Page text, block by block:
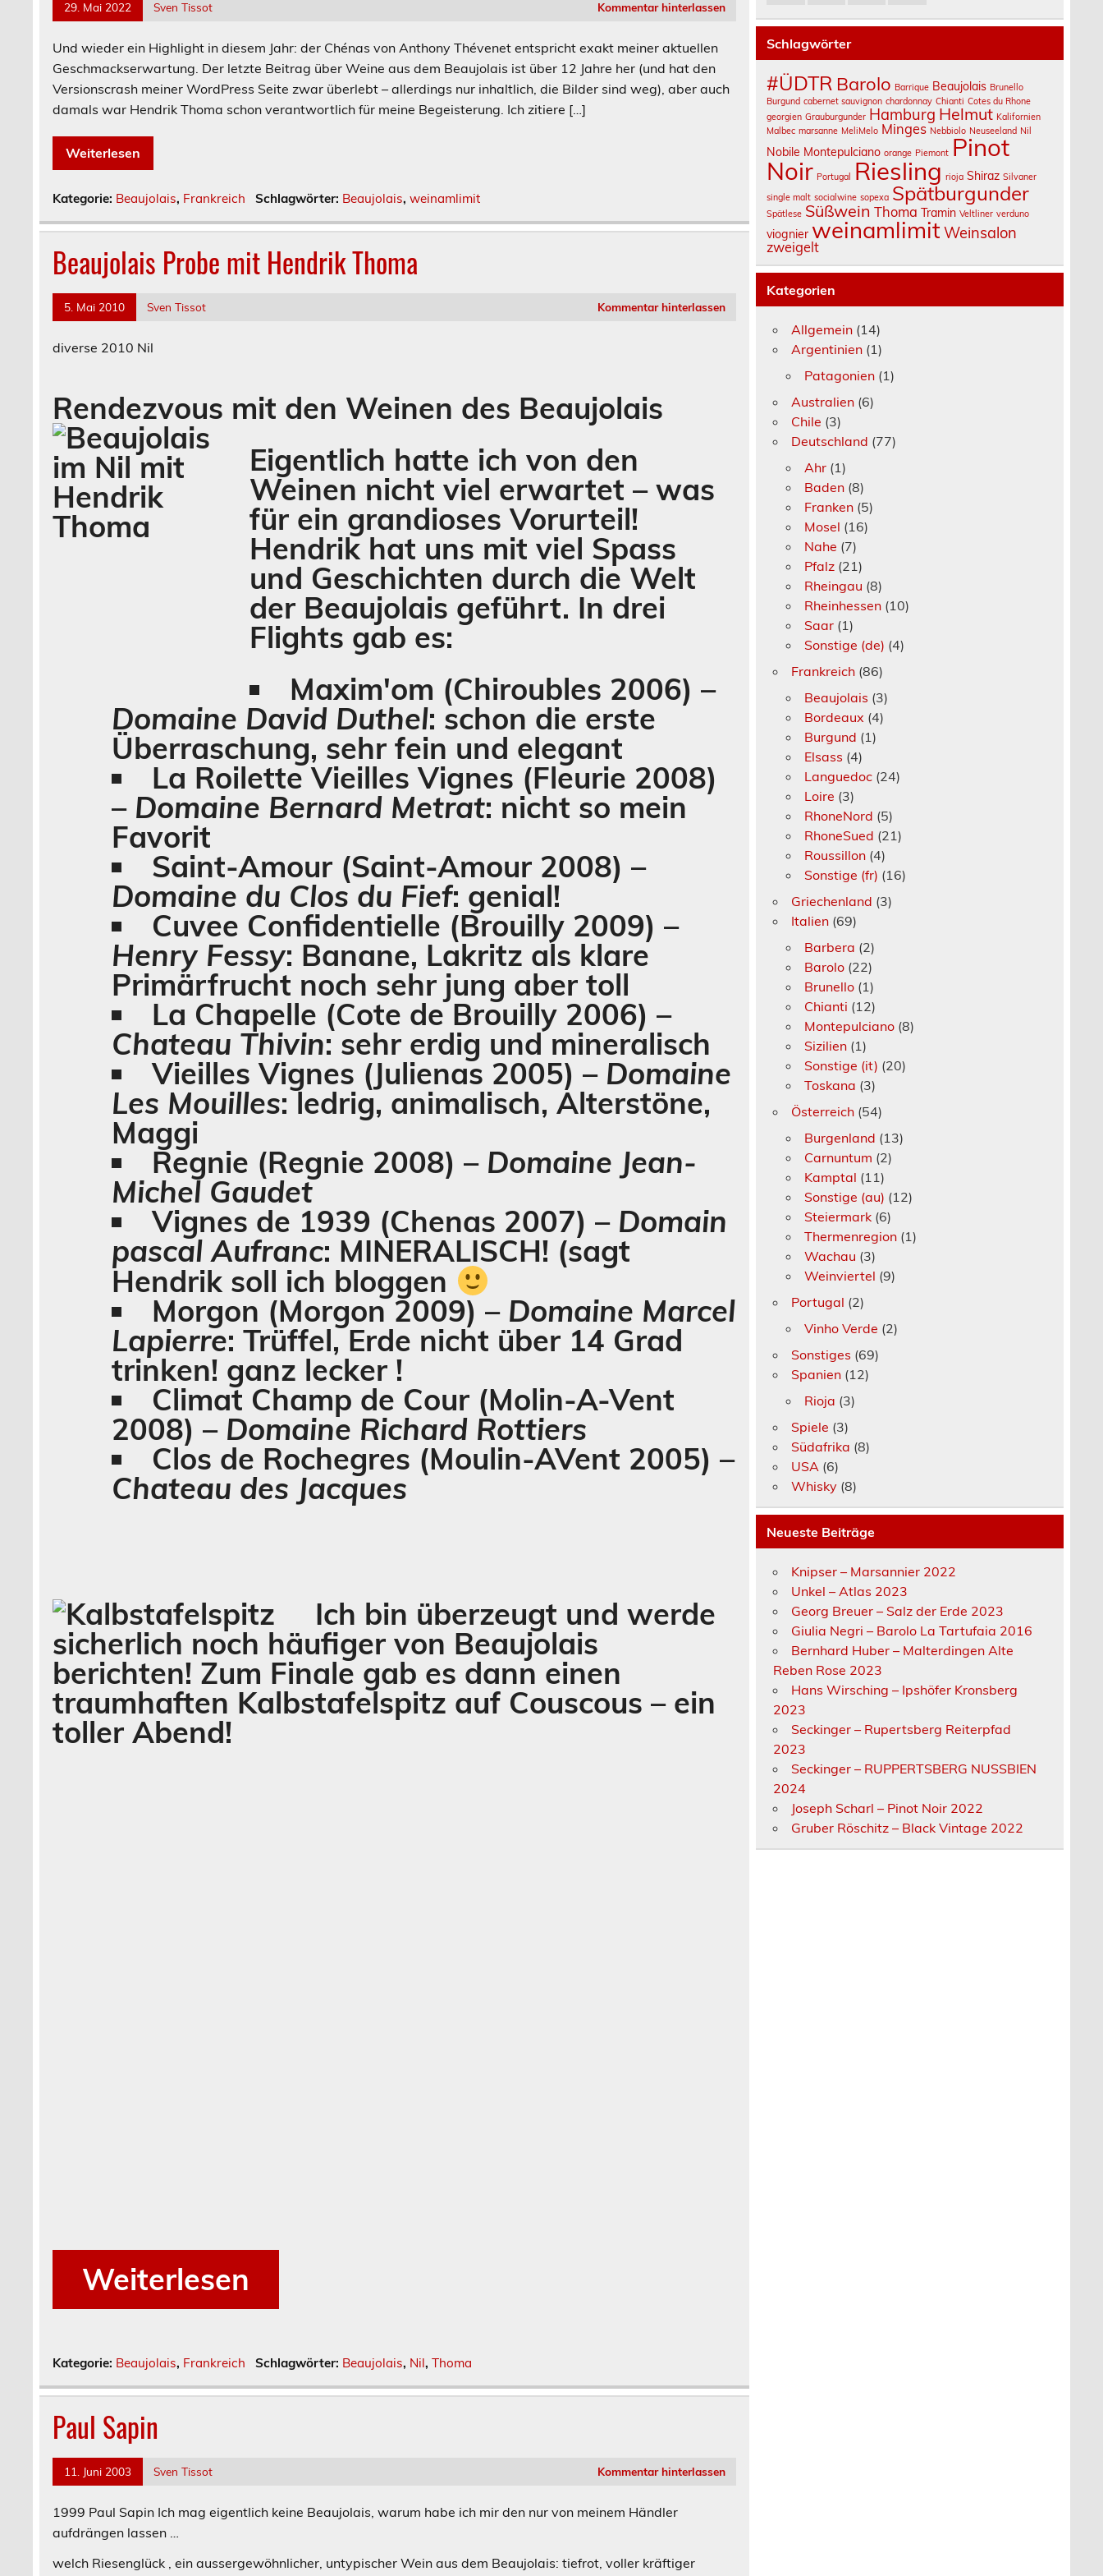
29. Mai 2022 Sven Tissot Kommentar hinterlassen
Und wieder ein Highlight in diesem Jahr: der Chénas von Anthony Thévenet entspricht exakt meiner aktuellen
Geschmackserwartung. Der letzte Beitrag über Weine aus dem Beaujolais ist über 12 Jahre her (und hat den
Versionscrash meiner WordPress Seite zwar überlebt – allerdings nur inhaltlich, die Bilder sind weg), aber auch
damals war Hendrik Thoma schon verantwortlich für meine Begeisterung. Ich zitiere […]
Weiterlesen
Kategorie: Beaujolais, Frankreich Schlagwörter: Beaujolais, weinamlimit
Beaujolais Probe mit Hendrik Thoma
5. Mai 2010 Sven Tissot Kommentar hinterlassen
diverse 2010 Nil
Rendezvous mit den Weinen des Beaujolais
Eigentlich hatte ich von den
Weinen nicht viel erwartet – was
für ein grandioses Vorurteil!
Hendrik hat uns mit viel Spass
und Geschichten durch die Welt
der Beaujolais geführt. In drei
Flights gab es:
Maxim'om (Chiroubles 2006) –
Domaine David Duthel: schon die erste
Überraschung, sehr fein und elegant
La Roilette Vieilles Vignes (Fleurie 2008)
– Domaine Bernard Metrat: nicht so mein
Favorit
Saint-Amour (Saint-Amour 2008) –
Domaine du Clos du Fief: genial!
Cuvee Confidentielle (Brouilly 2009) –
Henry Fessy: Banane, Lakritz als klare
Primärfrucht noch sehr jung aber toll
La Chapelle (Cote de Brouilly 2006) –
Chateau Thivin: sehr erdig und mineralisch
Vieilles Vignes (Julienas 2005) –Domaine
Les Mouilles: ledrig, animalisch, Alterstöne,
Maggi
Regnie (Regnie 2008) – Domaine Jean-
Michel Gaudet
Vignes de 1939 (Chenas 2007) – Domain
pascal Aufranc: MINERALISCH! (sagt
Hendrik soll ich bloggen
Morgon (Morgon 2009) – Domaine Marcel
Lapierre: Trüffel, Erde nicht über 14 Grad
trinken! ganz lecker !
Climat Champ de Cour (Molin-A-Vent
2008) – Domaine Richard Rottiers
Clos de Rochegres (Moulin-AVent 2005) –
Chateau des Jacques
Ich bin überzeugt und werde
sicherlich noch häufiger von Beaujolais
berichten! Zum Finale gab es dann einen
traumhaften Kalbstafelspitz auf Couscous – ein
toller Abend!
Weiterlesen
Kategorie: Beaujolais, Frankreich Schlagwörter: Beaujolais, Nil, Thoma
Paul Sapin
11. Juni 2003 Sven Tissot Kommentar hinterlassen
1999 Paul Sapin Ich mag eigentlich keine Beaujolais, warum habe ich mir den nur von meinem Händler
aufdrängen lassen …
welch Riesenglück , ein aussergewöhnlicher, untypischer Wein aus dem Beaujolais: tiefrot, voller kräftiger
Schlagwörter
#ÜDTR Barolo Barrique Beaujolais Brunello
Burgund cabernet sauvignon chardonnay Chianti Cotes du Rhone
georgien Grauburgunder Hamburg Helmut Kalifornien
Malbec marsanne MeliMelo Minges Nebbiolo Neuseeland Nil
Nobile Montepulciano orange Piemont Pinot
Noir Portugal Riesling rioja Shiraz Silvaner
single malt socialwine sopexa Spätburgunder
Spätlese Süßwein Thoma Tramin Veltliner verduno
viognier weinamlimit Weinsalon
zweigelt
Kategorien
Allgemein (14)
Argentinien (1)
Patagonien (1)
Australien (6)
Chile (3)
Deutschland (77)
Ahr (1)
Baden (8)
Franken (5)
Mosel (16)
Nahe (7)
Pfalz (21)
Rheingau (8)
Rheinhessen (10)
Saar (1)
Sonstige (de) (4)
Frankreich (86)
Beaujolais (3)
Bordeaux (4)
Burgund (1)
Elsass (4)
Languedoc (24)
Loire (3)
RhoneNord (5)
RhoneSued (21)
Roussillon (4)
Sonstige (fr) (16)
Griechenland (3)
Italien (69)
Barbera (2)
Barolo (22)
Brunello (1)
Chianti (12)
Montepulciano (8)
Sizilien (1)
Sonstige (it) (20)
Toskana (3)
Österreich (54)
Burgenland (13)
Carnuntum (2)
Kamptal (11)
Sonstige (au) (12)
Steiermark (6)
Thermenregion (1)
Wachau (3)
Weinviertel (9)
Portugal (2)
Vinho Verde (2)
Sonstiges (69)
Spanien (12)
Rioja (3)
Spiele (3)
Südafrika (8)
USA (6)
Whisky (8)
Neueste Beiträge
Knipser – Marsannier 2022
Unkel – Atlas 2023
Georg Breuer – Salz der Erde 2023
Giulia Negri – Barolo La Tartufaia 2016
Bernhard Huber – Malterdingen Alte
Reben Rose 2023
Hans Wirsching – Ipshöfer Kronsberg
2023
Seckinger – Rupertsberg Reiterpfad
2023
Seckinger – RUPPERTSBERG NUSSBIEN
2024
Joseph Scharl – Pinot Noir 2022
Gruber Röschitz – Black Vintage 2022